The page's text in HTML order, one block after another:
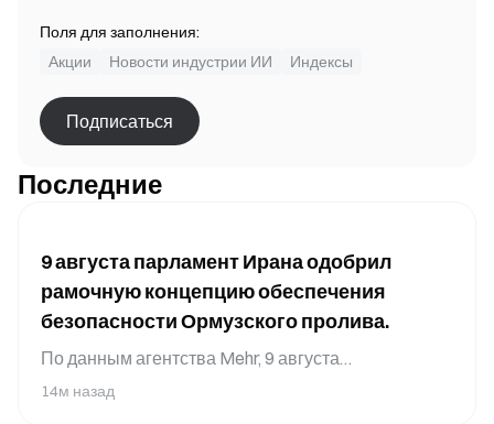
Поля для заполнения:
Акции
Новости индустрии ИИ Индексы
Подписаться
Последние
9 августа парламент Ирана одобрил
рамочную концепцию обеспечения
безопасности Ормузского пролива.
По данным агентства Mehr, 9 августа
парламентский комитет Ирана по национальной
14м назад